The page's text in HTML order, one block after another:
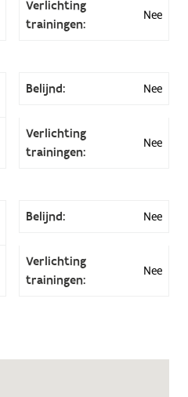
Verlichting
trainingen:
Nee
Belijnd: Nee
Verlichting
trainingen:
Nee
Belijnd: Nee
Verlichting
trainingen:
Nee